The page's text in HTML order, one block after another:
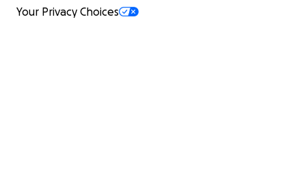
Your Privacy Choices